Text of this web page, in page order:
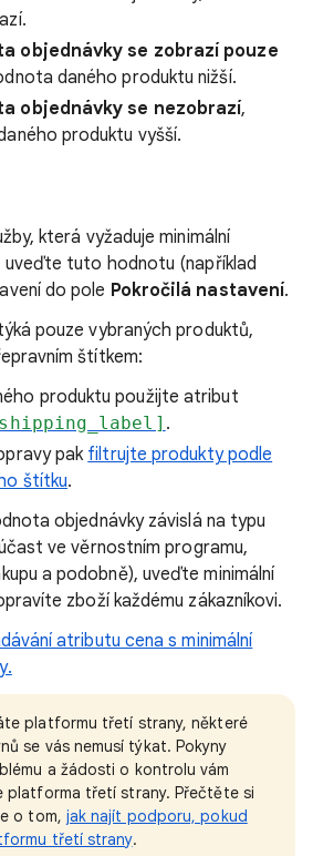
objednávky se zobrazí pouze
daného produktu nižší.
objednávky se nezobrazí,
produktu vyšší.
která vyžaduje minimální
uveďte tuto hodnotu (například
do pole Pokročilá nastavení.
pouze vybraných produktů,
štítkem:
produktu použijte atribut
.
pak filtrujte produkty podle
štítku.
objednávky závislá na typu
ve věrnostním programu,
a podobně), uveďte minimální
zboží každému zákazníkovi.
atributu cena s minimální
platformu třetí strany, některé
se vás nemusí týkat. Pokyny
a žádosti o kontrolu vám
platforma třetí strany. Přečtěte si
o tom, jak najít podporu, pokud
třetí strany.